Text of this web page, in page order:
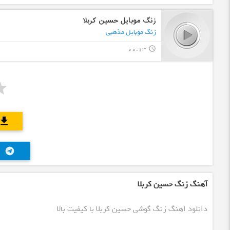
زنگ موبایل حسین کربلا
زنگ موبایل مذهبی
query_builder
00:13
download
telegram
آهنگ زنگ حسین کربلا
دانلود اهنگ زنگ گوشی حسین کربلا با کیفیت بالا